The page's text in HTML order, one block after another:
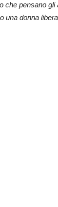
che pensano
una donna